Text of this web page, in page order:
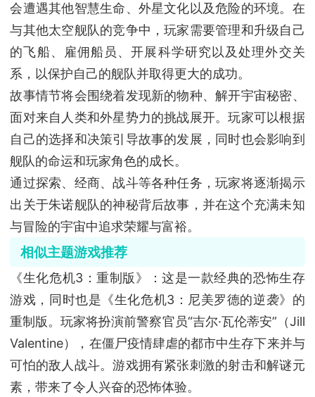
会遭遇其他智慧生命、外星文化以及危险的环境。在
与其他太空舰队的竞争中，玩家需要管理和升级自己
的飞船、雇佣船员、开展科学研究以及处理外交关
系，以保护自己的舰队并取得更大的成功。
故事情节将会围绕着发现新的物种、解开宇宙秘密、
面对来自人类和外星势力的挑战展开。玩家可以根据
自己的选择和决策引导故事的发展，同时也会影响到
舰队的命运和玩家角色的成长。
通过探索、经商、战斗等各种任务，玩家将逐渐揭示
出关于朱诺舰队的神秘背后故事，并在这个充满未知
与冒险的宇宙中追求荣耀与富裕。
相似主题游戏推荐
《生化危机3：重制版》：这是一款经典的恐怖生存
游戏，同时也是《生化危机3：尼美罗德的逆袭》的
重制版。玩家将扮演前警察官员“吉尔·瓦伦蒂安”（Jill
Valentine），在僵尸疫情肆虐的都市中生存下来并与
可怕的敌人战斗。游戏拥有紧张刺激的射击和解谜元
素，带来了令人兴奋的恐怖体验。